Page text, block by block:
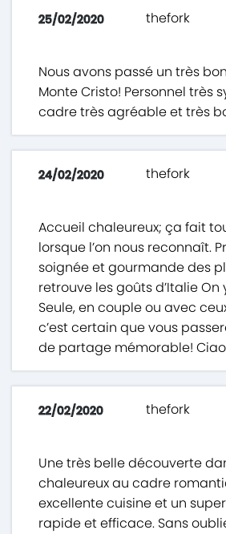
25/02/2020 thefork
Nous avons passé un très
Monte Cristo! Personnel très
cadre très agréable et très
24/02/2020 thefork
Accueil chaleureux; ça fait
lorsque l’on nous reconnaît.
soignée et gourmande des
retrouve les goûts d’Italie On
Seule, en couple ou avec
c’est certain que vous
de partage mémorable!
22/02/2020 thefork
Une très belle découverte
chaleureux au cadre
excellente cuisine et un
rapide et efficace. Sans